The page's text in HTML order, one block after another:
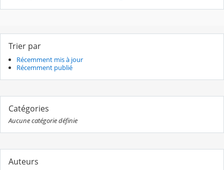
Trier par
Récemment mis à jour
Récemment publié
Catégories
Aucune catégorie définie
Auteurs